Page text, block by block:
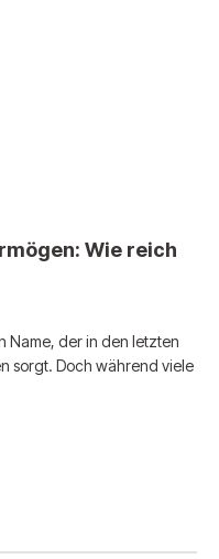
Wie reich
Name, der in den letzten
sorgt. Doch während viele